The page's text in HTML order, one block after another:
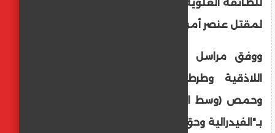
للطائفة العلوية تطالب بـ "الفيدرالية"، ما أدى
لمقتل عنصر أمن وإصابة آخرين.
ووفق مراسل الأناضول، شهدت محافظات
اللاذقية وطرطوس (في الساحل) وحماة
وحمص (وسط البلاد)، الأحد، مظاهرات تطالب
بـ"الفيدرالية وحق تقرير المصير"، وذلك استجابةً